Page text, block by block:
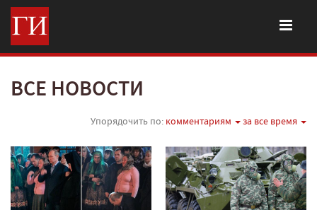
ВСЕ НОВОСТИ
Упорядочить по: комментариям за все время